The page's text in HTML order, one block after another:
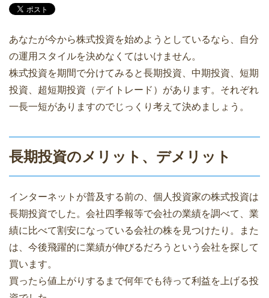
あなたが今から株式投資を始めようとしているなら、自分
の運用スタイルを決めなくてはいけません。
株式投資を期間で分けてみると長期投資、中期投資、短期
投資、超短期投資（デイトレード）があります。それぞれ
一長一短がありますのでじっくり考えて決めましょう。
長期投資のメリット、デメリット
インターネットが普及する前の、個人投資家の株式投資は
長期投資でした。会社四季報等で会社の業績を調べて、業
績に比べて割安になっている会社の株を見つけたり。また
は、今後飛躍的に業績が伸びるだろうという会社を探して
買います。
買ったら値上がりするまで何年でも待って利益を上げる投